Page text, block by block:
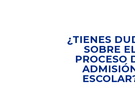
¿TIENES
SOBRE
PROCESO